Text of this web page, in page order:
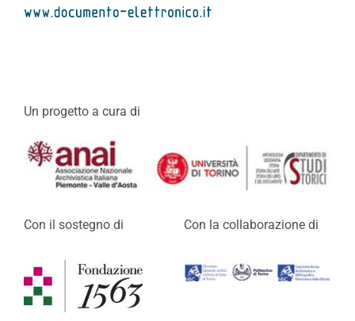
Un progetto a cura di
Con il sostegno di Con la collaborazione di